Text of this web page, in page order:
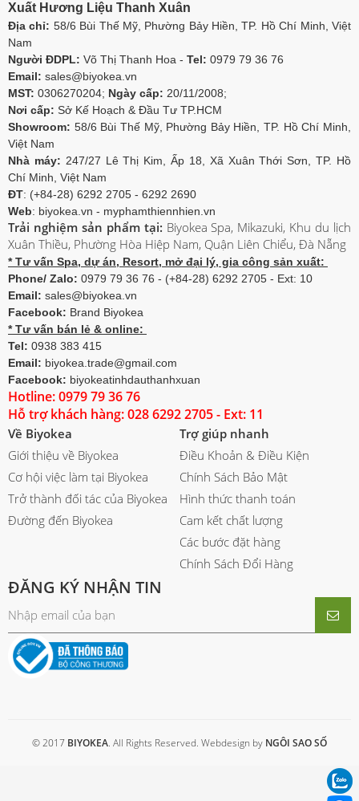
Xuất Hương Liệu Thanh Xuân
Địa chỉ: 58/6 Bùi Thế Mỹ, Phường Bảy Hiền, TP. Hồ Chí Minh, Việt
Nam
Người ĐDPL: Võ Thị Thanh Hoa - Tel: 0979 79 36 76
Email: sales@biyokea.vn
MST: 0306270204; Ngày cấp: 20/11/2008;
Nơi cấp: Sở Kế Hoạch & Đầu Tư TP.HCM
Showroom: 58/6 Bùi Thế Mỹ, Phường Bảy Hiền, TP. Hồ Chí Minh,
Việt Nam
Nhà máy: 247/27 Lê Thị Kim, Ấp 18, Xã Xuân Thới Sơn, TP. Hồ
Chí Minh, Việt Nam
ĐT: (+84-28) 6292 2705 - 6292 2690
Web: biyokea.vn - myphamthiennhien.vn
Trải nghiệm sản phẩm tại: Biyokea Spa, Mikazuki, Khu du lịch
Xuân Thiều, Phường Hòa Hiệp Nam, Quận Liên Chiểu, Đà Nẵng
* Tư vấn Spa, dự án, Resort, mở đại lý, gia công sản xuất:
Phone/ Zalo: 0979 79 36 76 - (+84-28) 6292 2705 - Ext: 10
Email: sales@biyokea.vn
Facebook: Brand Biyokea
* Tư vấn bán lẻ & online:
Tel: 0938 383 415
Email: biyokea.trade@gmail.com
Facebook: biyokeatinhdauthanhxuan
Hotline: 0979 79 36 76
Hỗ trợ khách hàng: 028 6292 2705 - Ext: 11
Về Biyokea
Giới thiệu về Biyokea
Cơ hội việc làm tại Biyokea
Trở thành đối tác của Biyokea
Đường đến Biyokea
Trợ giúp nhanh
Điều Khoản & Điều Kiện
Chính Sách Bảo Mật
Hình thức thanh toán
Cam kết chất lượng
Các bước đặt hàng
Chính Sách Đổi Hàng
ĐĂNG KÝ NHẬN TIN
© 2017 BIYOKEA. All Rights Reserved. Webdesign by NGÔI SAO SỐ